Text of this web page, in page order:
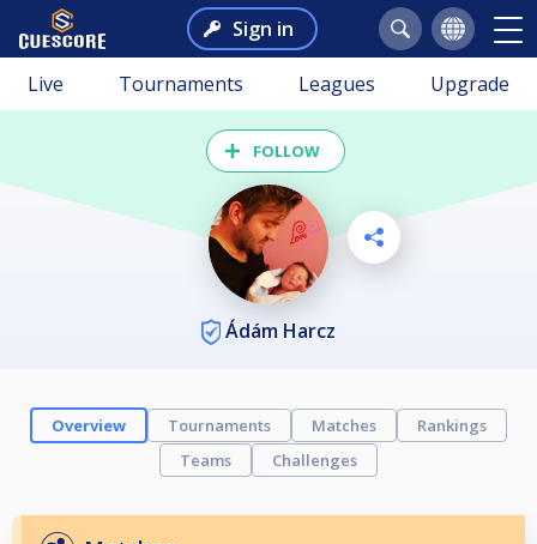
Sign in
Live Tournaments Leagues Upgrade
FOLLOW
Ádám Harcz
Overview Tournaments Matches
Rankings
Teams
Challenges